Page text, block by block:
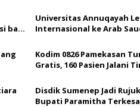
bagi
Universitas Annuqayah
Internasional ke Arab
Kodim 0826 Pamekasan
Gratis, 160 Pasien Jalani
Disdik Sumenep Jadi
Bupati Paramitha